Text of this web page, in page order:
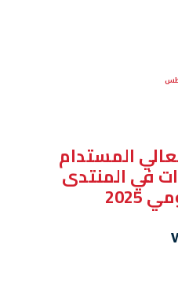
المستدام
في المنتدى